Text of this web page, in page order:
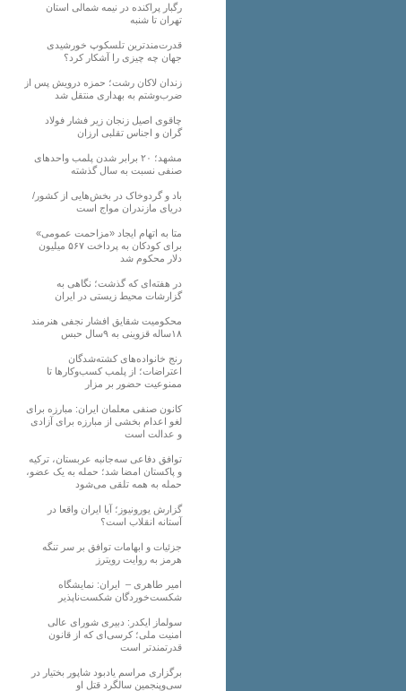
رگبار پراکنده در نیمه شمالی استان
تهران تا شنبه
قدرت‌مندترین تلسکوپ خورشیدی
جهان چه چیزی را آشکار کرد؟
زندان لاکان رشت؛ حمزه درویش پس از
ضرب‌وشتم به بهداری منتقل شد
چاقوی اصیل زنجان زیر فشار فولاد
گران و اجناس تقلبی ارزان
مشهد؛ ۲۰ برابر شدن پلمب واحدهای
صنفی نسبت به سال گذشته
باد و گردوخاک در بخش‌هایی از کشور/
دریای مازندران مواج است
متا به اتهام ایجاد «مزاحمت عمومی»
برای کودکان به پرداخت ۵۶۷ میلیون
دلار محکوم شد
در هفته‌ای که گذشت؛ نگاهی به
گزارشات محیط زیستی در ایران
محکومیت شقایق افشار نجفی هنرمند
۱۸ساله قزوینی به ۹سال حبس
رنج خانواده‌های کشته‌شدگان
اعتراضات؛ از پلمب کسب‌وکارها تا
ممنوعیت حضور بر مزار
کانون صنفی معلمان ایران: مبارزه برای
لغو اعدام بخشی از مبارزه برای آزادی
و عدالت است
توافق دفاعی سه‌جانبه عربستان، ترکیه
و پاکستان امضا شد؛ حمله به یک عضو،
حمله به همه تلقی می‌شود
گزارش یورونیوز؛ آیا ایران واقعا در
آستانه انقلاب است؟
جزئیات و ابهامات توافق بر سر تنگه
هرمز به روایت رویترز
امیر طاهری – ایران: نمایشگاه
شکست‌خوردگان شکست‌ناپذیر
سولماز ایکدر: دبیری شورای عالی
امنیت ملی؛ کرسی‌ای که از قانون
قدرتمندتر است
برگزاری مراسم یادبود شاپور بختیار در
سی‌وپنجمین سالگرد قتل او